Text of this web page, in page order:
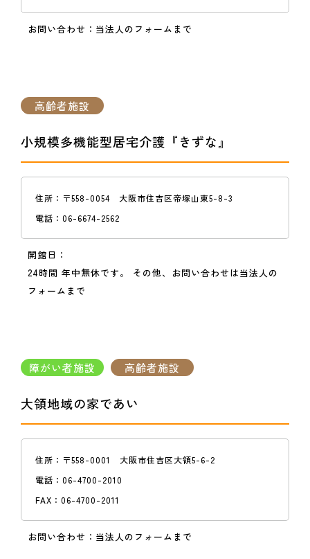
お問い合わせ： 当法人のフォームまで
高齢者施設
小規模多機能型居宅介護『きずな』
住所： 〒558-0054 大阪市住吉区帝塚山東5-8-3
電話： 06-6674-2562
開館日：
24時間 年中無休です。 その他、お問い合わせは当法人の
フォームまで
障がい者施設 高齢者施設
大領地域の家であい
住所： 〒558-0001 大阪市住吉区大領5-6-2
電話： 06-4700-2010
FAX： 06-4700-2011
お問い合わせ： 当法人のフォームまで